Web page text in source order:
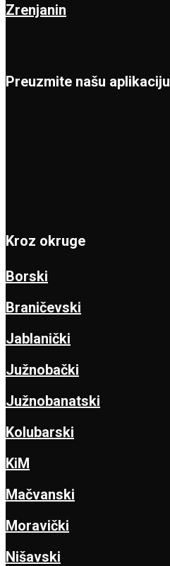
Zrenjanin
Preuzmite našu aplikaciju
Kroz okruge
Borski
Braničevski
Jablanički
Južnobački
Južnobanatski
Kolubarski
KiM
Mačvanski
Moravički
Nišavski